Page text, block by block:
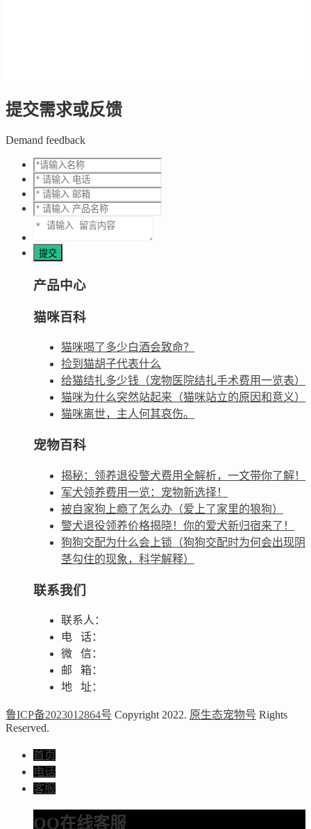
提交需求或反馈
Demand feedback
产品中心
猫咪百科
猫咪喝了多少白酒会致命？
捡到猫胡子代表什么
给猫结扎多少钱（宠物医院结扎手术费用一览表）
猫咪为什么突然站起来（猫咪站立的原因和意义）
猫咪离世，主人何其哀伤。
宠物百科
揭秘：领养退役警犬费用全解析，一文带你了解！
军犬领养费用一览：宠物新选择！
被自家狗上瘾了怎么办（爱上了家里的狼狗）
警犬退役领养价格揭晓！你的爱犬新归宿来了！
狗狗交配为什么会上锁（狗狗交配时为何会出现阴
茎勾住的现象，科学解释）
联系我们
联系人：
电 话：
微 信：
邮 箱：
地 址：
鲁ICP备2023012864号 Copyright 2022. 原生态宠物号 Rights
Reserved.
首页
电话
客服
QQ在线客服